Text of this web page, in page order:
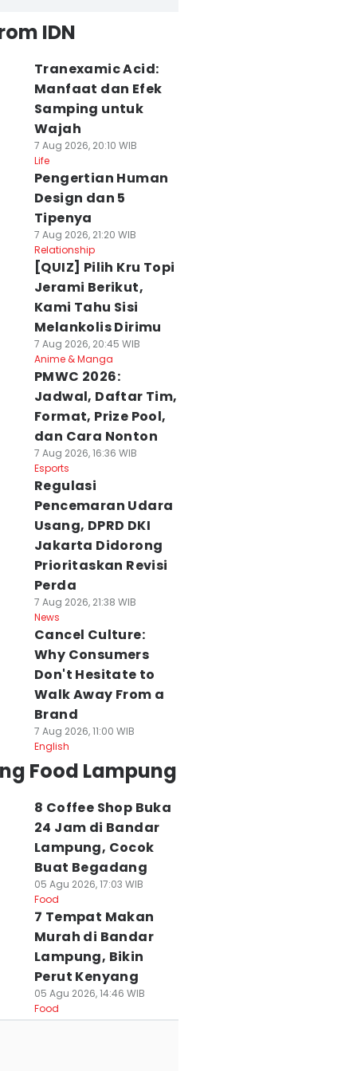
IDN
Tranexamic Acid:
Manfaat dan Efek
Samping untuk
Wajah
7 Aug 2026, 20:10 WIB
Life
Pengertian Human
Design dan 5
Tipenya
7 Aug 2026, 21:20 WIB
Relationship
[QUIZ] Pilih Kru Topi
Jerami Berikut,
Kami Tahu Sisi
Melankolis Dirimu
7 Aug 2026, 20:45 WIB
Anime & Manga
PMWC 2026:
Jadwal, Daftar Tim,
Format, Prize Pool,
dan Cara Nonton
7 Aug 2026, 16:36 WIB
Esports
Regulasi
Pencemaran Udara
Usang, DPRD DKI
Jakarta Didorong
Prioritaskan Revisi
Perda
7 Aug 2026, 21:38 WIB
News
Cancel Culture:
Why Consumers
Don't Hesitate to
Walk Away From a
Brand
7 Aug 2026, 11:00 WIB
English
Food Lampung
8 Coffee Shop Buka
24 Jam di Bandar
Lampung, Cocok
Buat Begadang
05 Agu 2026, 17:03 WIB
Food
7 Tempat Makan
Murah di Bandar
Lampung, Bikin
Perut Kenyang
05 Agu 2026, 14:46 WIB
Food